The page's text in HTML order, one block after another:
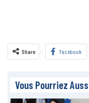
Share Facebook
Vous Pourriez